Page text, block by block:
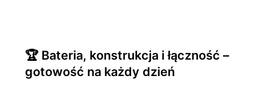
🏆 Bateria, konstrukcja i łączność –
gotowość na każdy dzień